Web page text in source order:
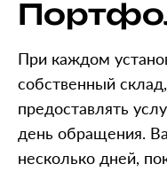
При каждом
собственный
предоставлять
день обращения.
несколько дней,